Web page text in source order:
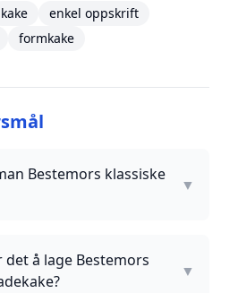
kake
enkel oppskrift
formkake
Bestemors klassiske
▼
å lage Bestemors
▼